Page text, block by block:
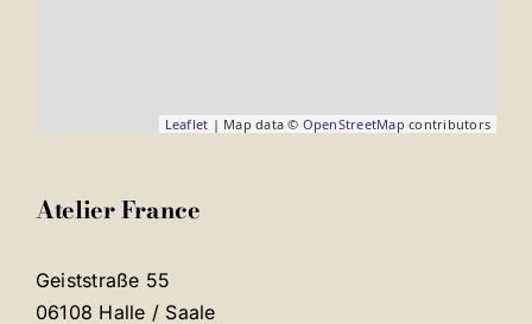
Leaflet | Map data © OpenStreetMap contributors
Atelier France
Geiststraße 55
06108 Halle / Saale